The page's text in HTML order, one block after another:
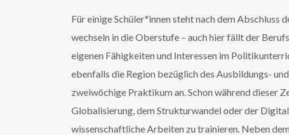
Für einige Schüler*innen steht nach dem Abschluss
wechseln in die Oberstufe – auch hier fällt der
eigenen Fähigkeiten und Interessen im
ebenfalls die Region bezüglich des Ausbildungs-
zweiwöchige Praktikum an. Schon während dieser
Globalisierung, dem Strukturwandel oder der
wissenschaftliche Arbeiten zu trainieren. Neben